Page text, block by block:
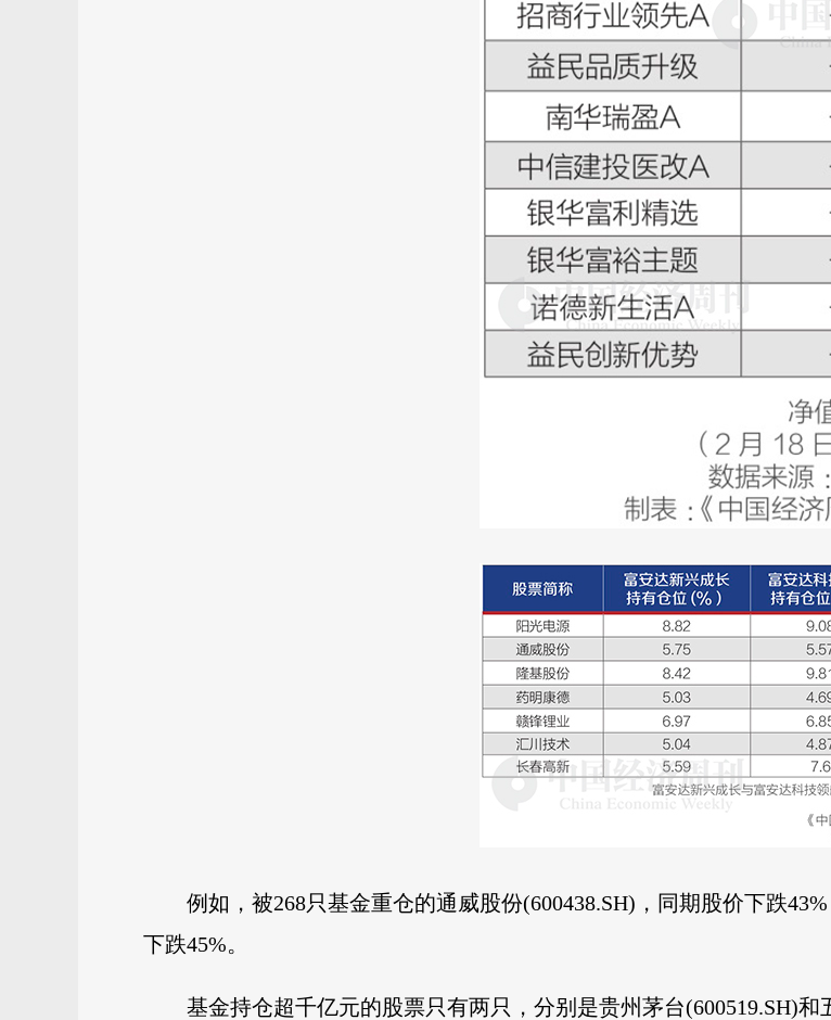
例如，被268只基金重仓的通威股份(600438.SH)，同期股价下跌
下跌45%。
基金持仓超千亿元的股票只有两只，分别是贵州茅台(600519.SH)和